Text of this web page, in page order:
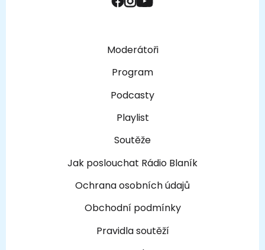
Moderátoři
Program
Podcasty
Playlist
Soutěže
Jak poslouchat Rádio Blaník
Ochrana osobních údajů
Obchodní podmínky
Pravidla soutěží